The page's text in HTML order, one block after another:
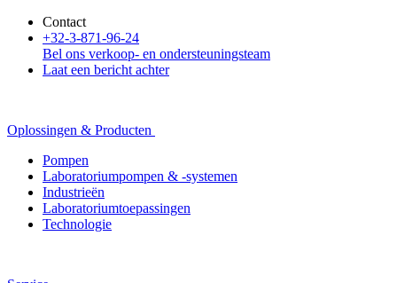
Contact
+32-3-871-96-24
Bel ons verkoop- en ondersteuningsteam
Laat een bericht achter
Oplossingen & Producten
Pompen
Laboratoriumpompen & -systemen
Industrieën
Laboratoriumtoepassingen
Technologie